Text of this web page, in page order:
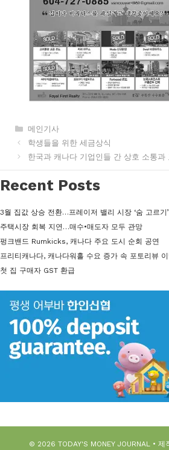
카
테
고
리
메인기사
학생들을 위한 세금상식
한국과 캐나다 기업인들 간 상호 소통과
Recent Posts
3월 집값 상승 전환…프레이저 밸리 시장 ‘숨 고르기’
주택시장 회복 지연…매수•매도자 모두 관망
펑크밴드 Rumkicks, 캐나다 주요 도시 순회 공연
프리티캐나다, 캐나다워홀 수요 증가 속 포토리뷰
첫 집 구매자 GST 환급
© 2026 TODAY'S MONEY JOURNAL • 제